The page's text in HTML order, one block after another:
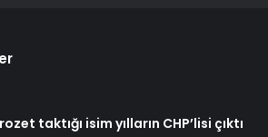
taktığı isim yılların CHP’lisi çıktı